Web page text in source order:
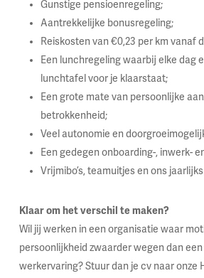
Gunstige pensioenregeling;
Aantrekkelijke bonusregeling;
Reiskosten van €0,23 per km vanaf
Een lunchregeling waarbij elke dag
lunchtafel voor je klaarstaat;
Een grote mate van persoonlijke
betrokkenheid;
Veel autonomie en
Een gedegen onboarding-, inwerk-
Vrijmibo’s, teamuitjes en ons
Klaar om het verschil te maken?
Wil jij werken in een organisatie waar
persoonlijkheid zwaarder wegen dan
werkervaring? Stuur dan je cv naar onze